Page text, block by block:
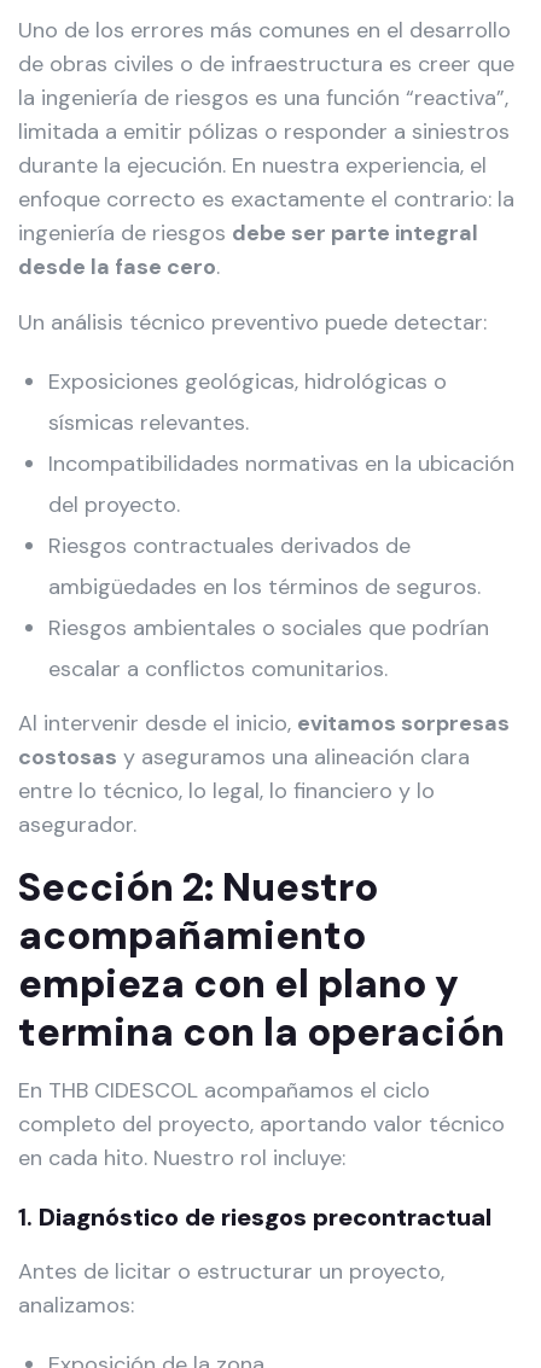
Uno de los errores más comunes en el desarrollo
de obras civiles o de infraestructura es creer que
la ingeniería de riesgos es una función “reactiva”,
limitada a emitir pólizas o responder a siniestros
durante la ejecución. En nuestra experiencia, el
enfoque correcto es exactamente el contrario: la
ingeniería de riesgos debe ser parte integral
desde la fase cero.
Un análisis técnico preventivo puede detectar:
Exposiciones geológicas, hidrológicas o
sísmicas relevantes.
Incompatibilidades normativas en la ubicación
del proyecto.
Riesgos contractuales derivados de
ambigüedades en los términos de seguros.
Riesgos ambientales o sociales que podrían
escalar a conflictos comunitarios.
Al intervenir desde el inicio, evitamos sorpresas
costosas y aseguramos una alineación clara
entre lo técnico, lo legal, lo financiero y lo
asegurador.
Sección 2: Nuestro
acompañamiento
empieza con el plano y
termina con la operación
En THB CIDESCOL acompañamos el ciclo
completo del proyecto, aportando valor técnico
en cada hito. Nuestro rol incluye:
1. Diagnóstico de riesgos precontractual
Antes de licitar o estructurar un proyecto,
analizamos: